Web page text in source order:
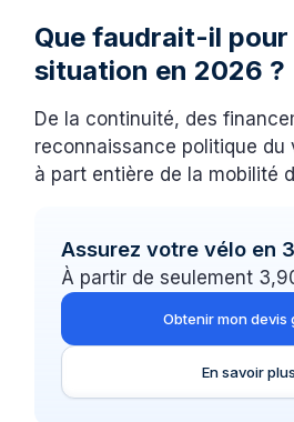
Que faudrait-il pour
situation en 2026 ?
De la continuité, des
reconnaissance politique du
à part entière de la mobilité
Assurez votre vélo en
À partir de seulement
Obtenir mon devis
En savoir plus